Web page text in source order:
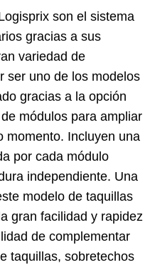
son el sistema
gracias a sus
variedad de
ser uno de los modelos
gracias a la opción
módulos para ampliar
momento. Incluyen una
por cada módulo
independiente. Una
modelo de taquillas
gran facilidad y rapidez
de complementar
taquillas, sobretechos